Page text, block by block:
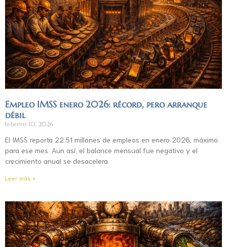
Empleo IMSS enero 2026: récord, pero arranque
débil
febrero 10, 2026
El IMSS reporta 22.51 millones de empleos en enero 2026, máximo
para ese mes. Aun así, el balance mensual fue negativo y el
crecimiento anual se desacelera.
Leer más »